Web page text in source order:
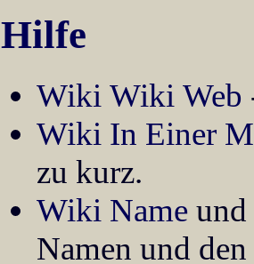
Hilfe
Wiki Wiki Web
Wiki In Einer
zu kurz.
Wiki Name und
Namen und